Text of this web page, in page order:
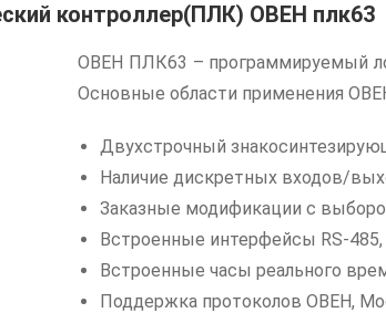
контроллер(ПЛК) ОВЕН плк63
ОВЕН ПЛК63 – программируемый
Основные области применения
Двухстрочный
Наличие дискретных входов/
Заказные модификации с
Встроенные интерфейсы RS-485,
Встроенные часы реального
Поддержка протоколов ОВЕН,